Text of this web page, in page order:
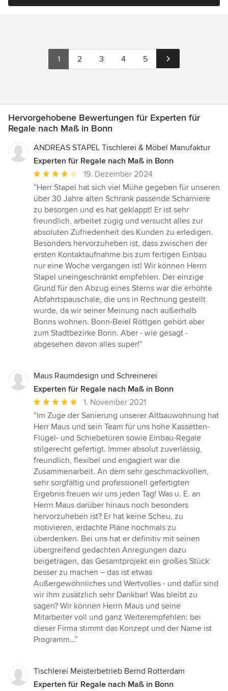
1 2 3 4 5
Hervorgehobene Bewertungen für Experten für
Regale nach Maß in Bonn
ANDREAS STAPEL Tischlerei & Möbel Manufaktur
Experten für Regale nach Maß in Bonn
Durchschnittliche
Bewertung:
4
von
5
Sternen
19. Dezember 2024
“Herr Stapel hat sich viel Mühe gegeben für unseren
über 30 Jahre alten Schrank passende Scharniere
zu besorgen und es hat geklappt! Er ist sehr
freundlich, arbeitet zügig und versucht alles zur
absoluten Zufriedenheit des Kunden zu erledigen.
Besonders hervorzuheben ist, dass zwischen der
ersten Kontaktaufnahme bis zum fertigen Einbau
nur eine Woche vergangen ist! Wir können Herrn
Stapel uneingeschränkt empfehlen. Der einzige
Grund für den Abzug eines Sterns war die erhöhte
Abfahrtspauschale, die uns in Rechnung gestellt
wurde, da wir seiner Meinung nach außerhalb
Bonns wohnen. Bonn-Beiel Röttgen gehört aber
zum Stadtbezirke Bonn. Aber - wie gesagt -
abgesehen davon alles super!”
Maus Raumdesign und Schreinerei
Experten für Regale nach Maß in Bonn
Durchschnittliche
Bewertung:
5
von
5
Sternen
1. November 2021
“Im Zuge der Sanierung unserer Altbauwohnung hat
Herr Maus und sein Team für uns hohe Kassetten-
Flügel- und Schiebetüren sowie Einbau-Regale
stilgerecht gefertigt. Immer absolut zuverlässig,
freundlich, flexibel und engagiert war die
Zusammenarbeit. An dem sehr geschmackvollen,
sehr sorgfältig und professionell gefertigten
Ergebnis freuen wir uns jeden Tag! Was u. E. an
Herrn Maus darüber hinaus noch besonders
hervorzuheben ist? Er hat keine Scheu, zu
motivieren, erdachte Pläne nochmals zu
überdenken. Bei uns hat er definitiv mit seinen
übergreifend gedachten Anregungen dazu
beigetragen, das Gesamtprojekt ein großes Stück
besser zu machen – das ist etwas
Außergewöhnliches und Wertvolles - und dafür sind
wir ihm zusätzlich sehr Dankbar! Was bleibt zu
sagen? Wir können Herrn Maus und seine
Mitarbeiter voll und ganz Weiterempfehlen: bei
dieser Firma stimmt das Konzept und der Name ist
Programm…”
Tischlerei Meisterbetrieb Bernd Rotterdam
Experten für Regale nach Maß in Bonn